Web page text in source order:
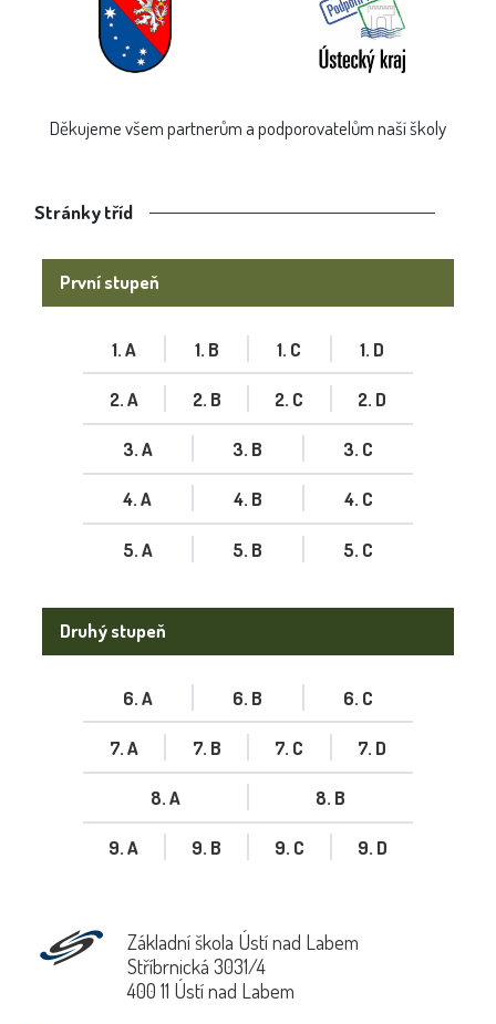
Děkujeme všem partnerům a podporovatelům naší školy
Stránky tříd
První stupeň
1. A 1. B 1. C 1. D
2. A 2. B 2. C 2. D
3. A 3. B 3. C
4. A 4. B 4. C
5. A 5. B 5. C
Druhý stupeň
6. A 6. B 6. C
7. A 7. B 7. C 7. D
8. A 8. B
9. A 9. B 9. C 9. D
Základní škola Ústí nad Labem
Stříbrnická 3031/4
400 11 Ústí nad Labem